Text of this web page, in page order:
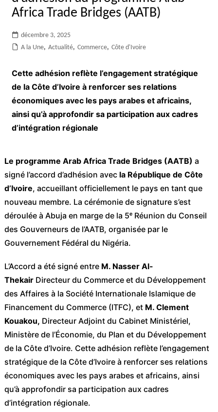
Africa Trade Bridges (AATB)
décembre 3, 2025
A la Une, Actualité, Commerce, Côte d'Ivoire
Cette adhésion reflète l’engagement stratégique
de la Côte d’Ivoire à renforcer ses relations
économiques avec les pays arabes et africains,
ainsi qu’à approfondir sa participation aux cadres
d’intégration régionale
Le programme Arab Africa Trade Bridges (AATB) a
signé l’accord d’adhésion avec la République de Côte
d’Ivoire, accueillant officiellement le pays en tant que
nouveau membre. La cérémonie de signature s’est
déroulée à Abuja en marge de la 5ᵉ Réunion du Conseil
des Gouverneurs de l’AATB, organisée par le
Gouvernement Fédéral du Nigéria.
L’Accord a été signé entre M. Nasser Al-
ThekairDirecteur du Commerce et du Développement
des Affaires à la Société Internationale Islamique de
Financement du Commerce (ITFC), et M. Clement
Kouakou, Directeur Adjoint du Cabinet Ministériel,
Ministère de l’Économie, du Plan et du Développement
de la Côte d’Ivoire. Cette adhésion reflète l’engagement
stratégique de la Côte d’Ivoire à renforcer ses relations
économiques avec les pays arabes et africains, ainsi
qu’à approfondir sa participation aux cadres
d’intégration régionale.